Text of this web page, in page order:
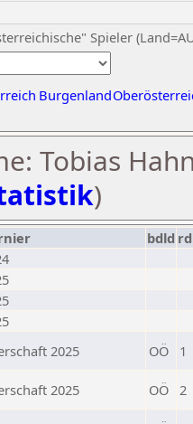
Spieler
Burgenland
Tobias
)
bdld rd
2025 OÖ 1
2025 OÖ 2